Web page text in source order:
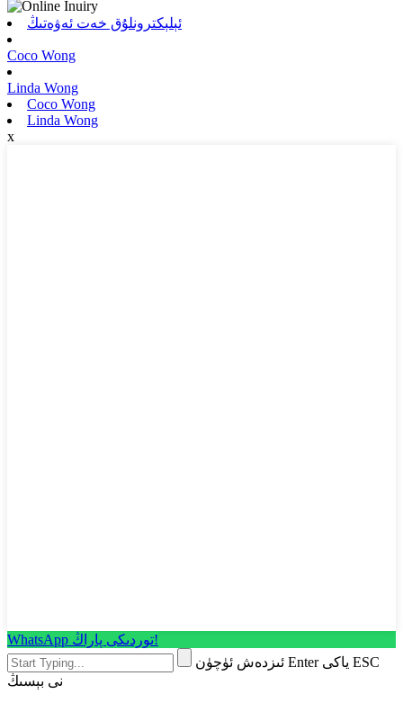
ئېلېكترونلۇق خەت ئەۋەتىڭ
Coco Wong
Linda Wong
Coco Wong
Linda Wong
x
WhatsApp توردىكى پاراڭ!
ئىزدەش ئۈچۈن Enter ياكى ESC
نى بېسىڭ